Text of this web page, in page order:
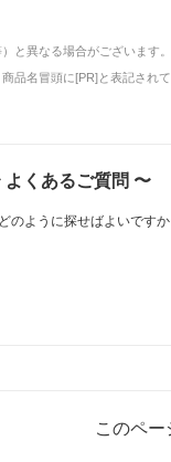
異なる場合がございます
品名冒頭に[PR]と表記されて
よくあるご質問 〜
のように探せばよいですか
このペー